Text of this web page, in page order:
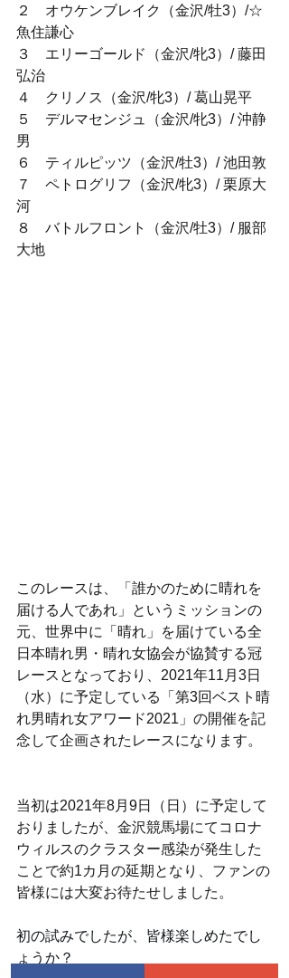
２　オウケンブレイク（金沢/牡3）/☆
魚住謙心
３　エリーゴールド（金沢/牝3）/ 藤田
弘治
４　クリノス（金沢/牝3）/ 葛山晃平
５　デルマセンジュ（金沢/牝3）/ 沖静
男
６　ティルピッツ（金沢/牡3）/ 池田敦
７　ペトログリフ（金沢/牝3）/ 栗原大
河
８　バトルフロント（金沢/牡3）/ 服部
大地
このレースは、「誰かのために晴れを
届ける人であれ」というミッションの
元、世界中に「晴れ」を届けている全
日本晴れ男・晴れ女協会が協賛する冠
レースとなっており、2021年11月3日
（水）に予定している「第3回ベスト晴
れ男晴れ女アワード2021」の開催を記
念して企画されたレースになります。
当初は2021年8月9日（日）に予定して
おりましたが、金沢競馬場にてコロナ
ウィルスのクラスター感染が発生した
ことで約1カ月の延期となり、ファンの
皆様には大変お待たせしました。
初の試みでしたが、皆様楽しめたでし
ょうか？